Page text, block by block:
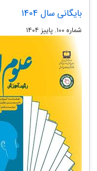
بایگانی سال 1404
شماره ۱۰۰. پاییز ۱۴۰۴